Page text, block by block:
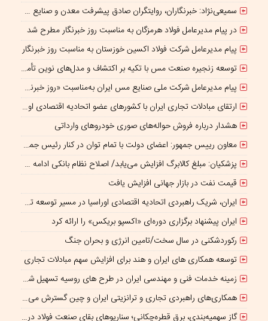
سمیعی‌نژاد: خبرنگاران، روایتگران صادق پیشرفت معدن و صنایع معدنی هستند
در پیام مدیرعامل فولاد هرمزگان به مناسبت روز خبرنگار مطرح شد
پیام مدیرعامل شرکت فولاد اکسین خوزستان به مناسبت روز خبرنگار
توسعه زنجیره صنعت مس با تکیه بر اکتشاف و مدل‌های نوین تأمین مالی
پیام مدیرعامل شرکت ملی صنایع مس ایران به‌مناسبت «روز خبرنگار»
ارتقای مبادلات تجاری ایران با کشورهای عضو اتحادیه اقتصادی اوراسیا
هشدار درباره فروش حواله‌های صوری خودروهای وارداتی
معاون رییس جمهور: اعضای دولت با تمام توان در کنار رئیس جمهوری برای ایران ایستاده‌اند
پزشکیان: مبلغ کالابرگ افزایش می‌یابد/ اصلاح نظام بانکی ادامه دارد
قیمت نفت در بازار جهانی افزایش یافت
ایران، شریک راهبردی اتحادیه اقتصادی اوراسیا در مسیر توسعه تجارت و همگرایی منطقه‌ای
ایران پیشنهاد برگزاری دوره‌ای «اکسپو بریکس» را ارائه کرد
رکوردشکنی در سال سخت/تامین انرژی و بحران جنگ
توسعه همکاری های ایران و هند برای افزایش سهم مبادلات تجاری
زمینه خدمات فنی و مهندسی ایران در طرح های روسیه تسهیل شود/ جذب سرمایه‌گذاران روسی در معادن ایران
همکاری‌های راهبردی تجاری و ترانزیتی ایران و چین گسترش می یابد
گاز سهمیه‌بندی، برق قطره‌چکانی؛ سناریوهای بقای صنعت فولاد در برزخ ناترازی و ریسک‌های ژئوپلیتیک